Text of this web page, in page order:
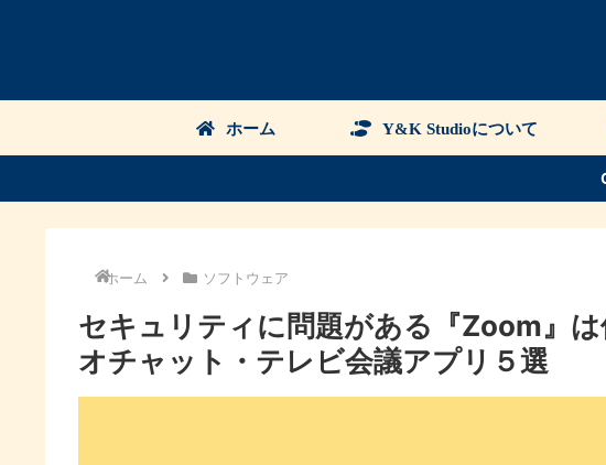
ホーム Y&K Studioについて
ホーム ソフトウェア
セキュリティに問題がある『Zoom』
オチャット・テレビ会議アプリ５選